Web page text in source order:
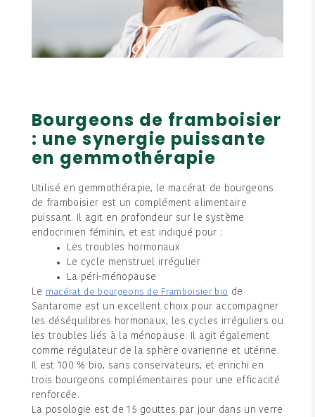
Bourgeons de framboisier
: une synergie puissante
en gemmothérapie
Utilisé en gemmothérapie, le macérat de bourgeons
de framboisier est un complément alimentaire
puissant. Il agit en profondeur sur le système
endocrinien féminin, et est indiqué pour :
Les troubles hormonaux
Le cycle menstruel irrégulier
La péri-ménopause
Le macérat de bourgeons de Framboisier bio de
Santarome est un excellent choix pour accompagner
les déséquilibres hormonaux, les cycles irréguliers ou
les troubles liés à la ménopause. Il agit également
comme régulateur de la sphère ovarienne et utérine.
Il est 100 % bio, sans conservateurs, et enrichi en
trois bourgeons complémentaires pour une efficacité
renforcée.
La posologie est de 15 gouttes par jour dans un verre